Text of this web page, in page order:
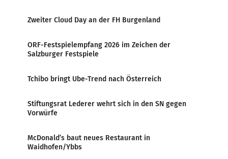
Zweiter Cloud Day an der FH Burgenland
ORF-Festspielempfang 2026 im Zeichen der
Salzburger Festspiele
Tchibo bringt Ube-Trend nach Österreich
Stiftungsrat Lederer wehrt sich in den SN gegen
Vorwürfe
McDonald’s baut neues Restaurant in
Waidhofen/Ybbs